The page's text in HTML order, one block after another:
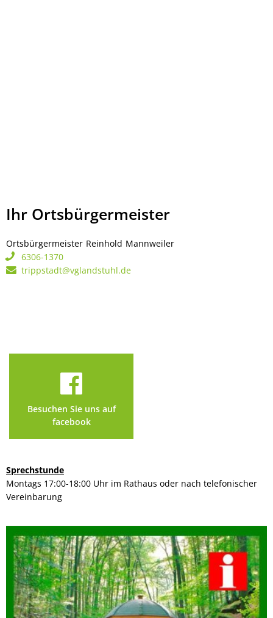
Ihr Ortsbürgermeister
Ortsbürgermeister Reinhold Mannweiler
6306-1370
trippstadt@vglandstuhl.de
Besuchen Sie uns auf
facebook
Sprechstunde
Montags 17:00-18:00 Uhr im Rathaus oder nach telefonischer
Vereinbarung